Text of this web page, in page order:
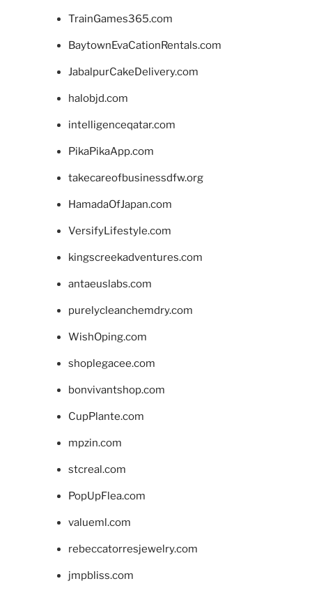
TrainGames365.com
BaytownEvaCationRentals.com
JabalpurCakeDelivery.com
halobjd.com
intelligenceqatar.com
PikaPikaApp.com
takecareofbusinessdfw.org
HamadaOfJapan.com
VersifyLifestyle.com
kingscreekadventures.com
antaeuslabs.com
purelycleanchemdry.com
WishOping.com
shoplegacee.com
bonvivantshop.com
CupPlante.com
mpzin.com
stcreal.com
PopUpFlea.com
valueml.com
rebeccatorresjewelry.com
jmpbliss.com